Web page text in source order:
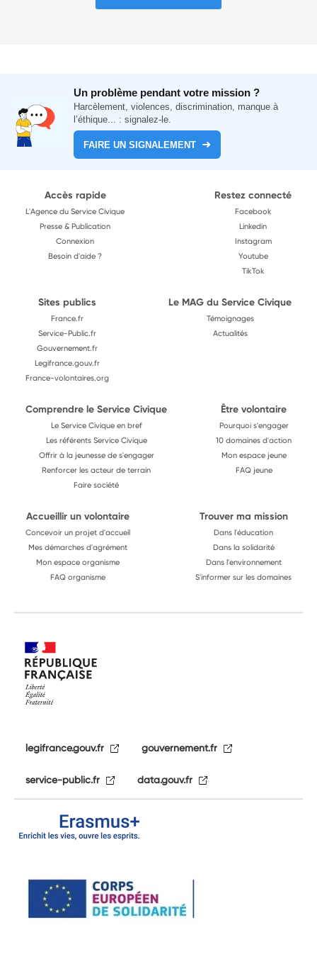
Un problème pendant votre mission ?
Harcèlement, violences, discrimination, manque à
l’éthique... : signalez-le.
FAIRE UN SIGNALEMENT
Accès rapide
L'Agence du Service Civique
Presse & Publication
Connexion
Besoin d'aide ?
Restez connecté
Facebook
Linkedin
Instagram
Youtube
TikTok
Sites publics
France.fr
Service-Public.fr
Gouvernement.fr
Legifrance.gouv.fr
France-volontaires.org
Le MAG du Service Civique
Témoignages
Actualités
Comprendre le Service Civique
Le Service Civique en bref
Les référents Service Civique
Offrir à la jeunesse de s'engager
Renforcer les acteur de terrain
Faire société
Être volontaire
Pourquoi s'engager
10 domaines d'action
Mon espace jeune
FAQ jeune
Accueillir un volontaire
Concevoir un projet d'accueil
Mes démarches d'agrément
Mon espace organisme
FAQ organisme
Trouver ma mission
Dans l'éducation
Dans la solidarité
Dans l'environnement
S'informer sur les domaines
legifrance.gouv.fr gouvernement.fr
service-public.fr data.gouv.fr